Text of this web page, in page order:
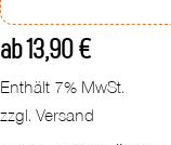
ab13,90 €
Enthält 7% MwSt.
zzgl. Versand